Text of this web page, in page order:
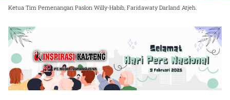
Ketua Tim Pemenangan Paslon Willy-Habib, Faridawaty Darland Atjeh.